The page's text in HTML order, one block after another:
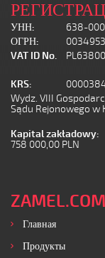
УНН:
638-
ОГРН:
VAT ID No.
KRS:
Wydz. VIII
Sądu Rejonowego w
Kapital zakładowy:
758 000,00 PLN
ZAMEL.COM
Главная
Продукты